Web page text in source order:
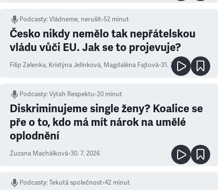
Podcasty:Vládneme, nerušit•52 minut
Česko nikdy nemělo tak nepřátelskou
vládu vůči EU. Jak se to projevuje?
Filip Zelenka, Kristýna Jelínková, Magdaléna Fajtová•31. 7. 2026
Podcasty:Výtah Respektu•20 minut
Diskriminujeme single ženy? Koalice se
pře o to, kdo má mít nárok na umělé
oplodnění
Zuzana Machálková•30. 7. 2026
Podcasty:Tekutá společnost•42 minut